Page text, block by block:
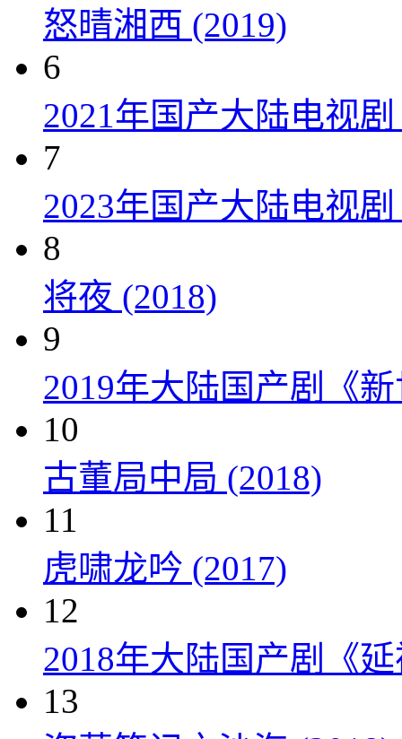
怒晴湘西 (2019)
6
2021年国产大陆电视
7
2023年国产大陆电视
8
将夜 (2018)
9
2019年大陆国产剧《
10
古董局中局 (2018)
11
虎啸龙吟 (2017)
12
2018年大陆国产剧《
13